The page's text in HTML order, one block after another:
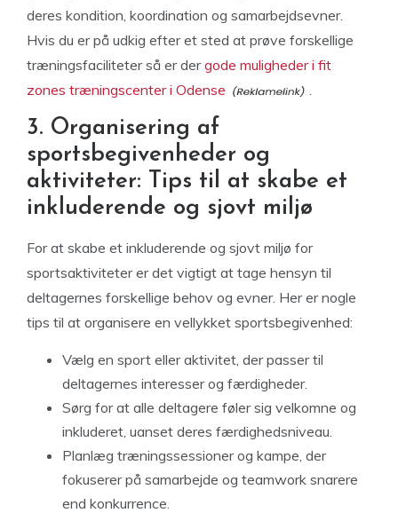
deres kondition, koordination og samarbejdsevner.
Hvis du er på udkig efter et sted at prøve forskellige
træningsfaciliteter så er dergode muligheder i fit
zones træningscenter i Odense
.
3. Organisering af
sportsbegivenheder og
aktiviteter: Tips til at skabe et
inkluderende og sjovt miljø
For at skabe et inkluderende og sjovt miljø for
sportsaktiviteter er det vigtigt at tage hensyn til
deltagernes forskellige behov og evner. Her er nogle
tips til at organisere en vellykket sportsbegivenhed:
Vælg en sport eller aktivitet, der passer til
deltagernes interesser og færdigheder.
Sørg for at alle deltagere føler sig velkomne og
inkluderet, uanset deres færdighedsniveau.
Planlæg træningssessioner og kampe, der
fokuserer på samarbejde og teamwork snarere
end konkurrence.